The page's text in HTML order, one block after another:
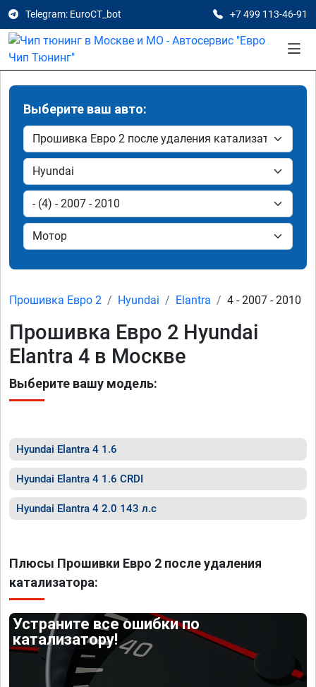
Telegram: EuroCT_bot +7 499 113-46-91
Выберите ваш авто:
Прошивка Евро 2 Hyundai Elantra 4 - 2007 - 2010
Прошивка Евро 2 Hyundai
Elantra 4 в Москве
Выберите вашу модель:
Hyundai Elantra 4 1.6
Hyundai Elantra 4 1.6 CRDI
Hyundai Elantra 4 2.0 143 л.с
Плюсы Прошивки Евро 2 после удаления
катализатора:
Устраните все ошибки по
катализатору!